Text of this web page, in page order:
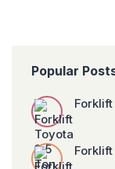
Popular